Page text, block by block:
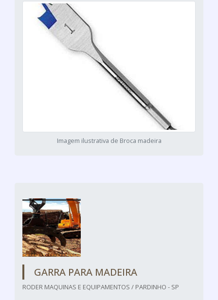
Imagem ilustrativa de Broca madeira
GARRA PARA MADEIRA
RODER MAQUINAS E EQUIPAMENTOS / PARDINHO - SP